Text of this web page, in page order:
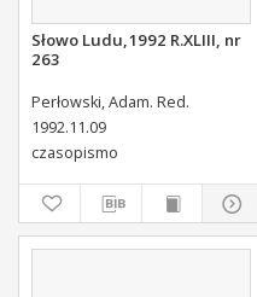
Słowo Ludu,1992 R.XLIII, nr
263
Perłowski, Adam. Red.
1992.11.09
czasopismo